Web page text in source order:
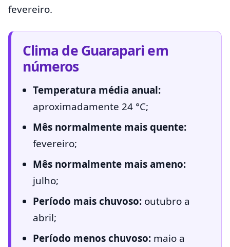
fevereiro.
Clima de Guarapari em
números
Temperatura média anual:
aproximadamente 24 °C;
Mês normalmente mais quente:
fevereiro;
Mês normalmente mais ameno:
julho;
Período mais chuvoso: outubro a
abril;
Período menos chuvoso: maio a